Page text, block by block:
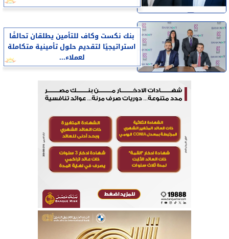
بنك نكست وكاف للتأمين يطلقان تحالفًا
استراتيجيًا لتقديم حلول تأمينية متكاملة
لعملاء...